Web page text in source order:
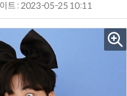
트 : 2023-05-25 10:11